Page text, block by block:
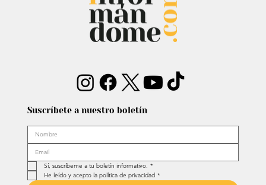
Suscríbete a nuestro boletín
Sí, suscríbeme a tu boletín informativo. *
He leído y acepto la política de privacidad *